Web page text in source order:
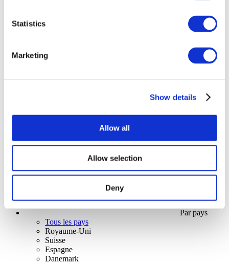
Statistics
Marketing
Show details
Allow all
Allow selection
Deny
Événements
Concerts
Rock music
Par pays
Tous les pays
Royaume-Uni
Suisse
Espagne
Danemark